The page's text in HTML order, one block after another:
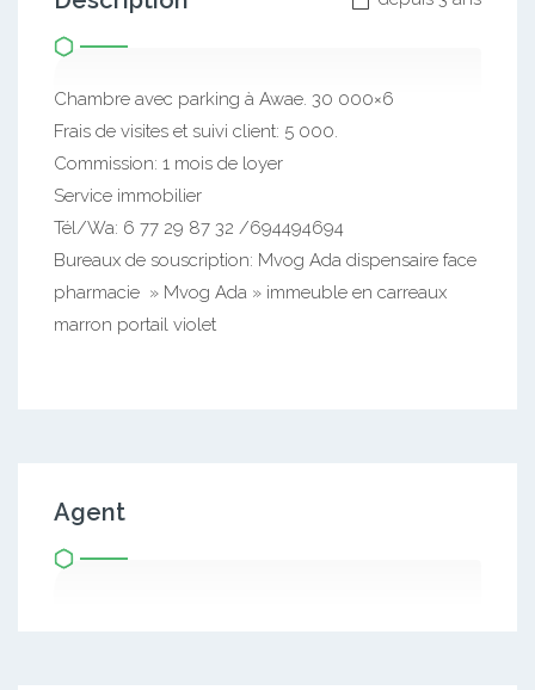
Chambre avec parking à Awae. 30 000×6
Frais de visites et suivi client: 5 000.
Commission: 1 mois de loyer
Service immobilier
Tél/Wa: 6 77 29 87 32 /694494694
Bureaux de souscription: Mvog Ada dispensaire face
pharmacie » Mvog Ada » immeuble en carreaux
marron portail violet
Agent